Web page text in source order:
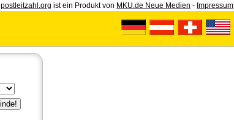
postleitzahl.org ist ein Produkt von MKU.de Neue Medien - Impressum